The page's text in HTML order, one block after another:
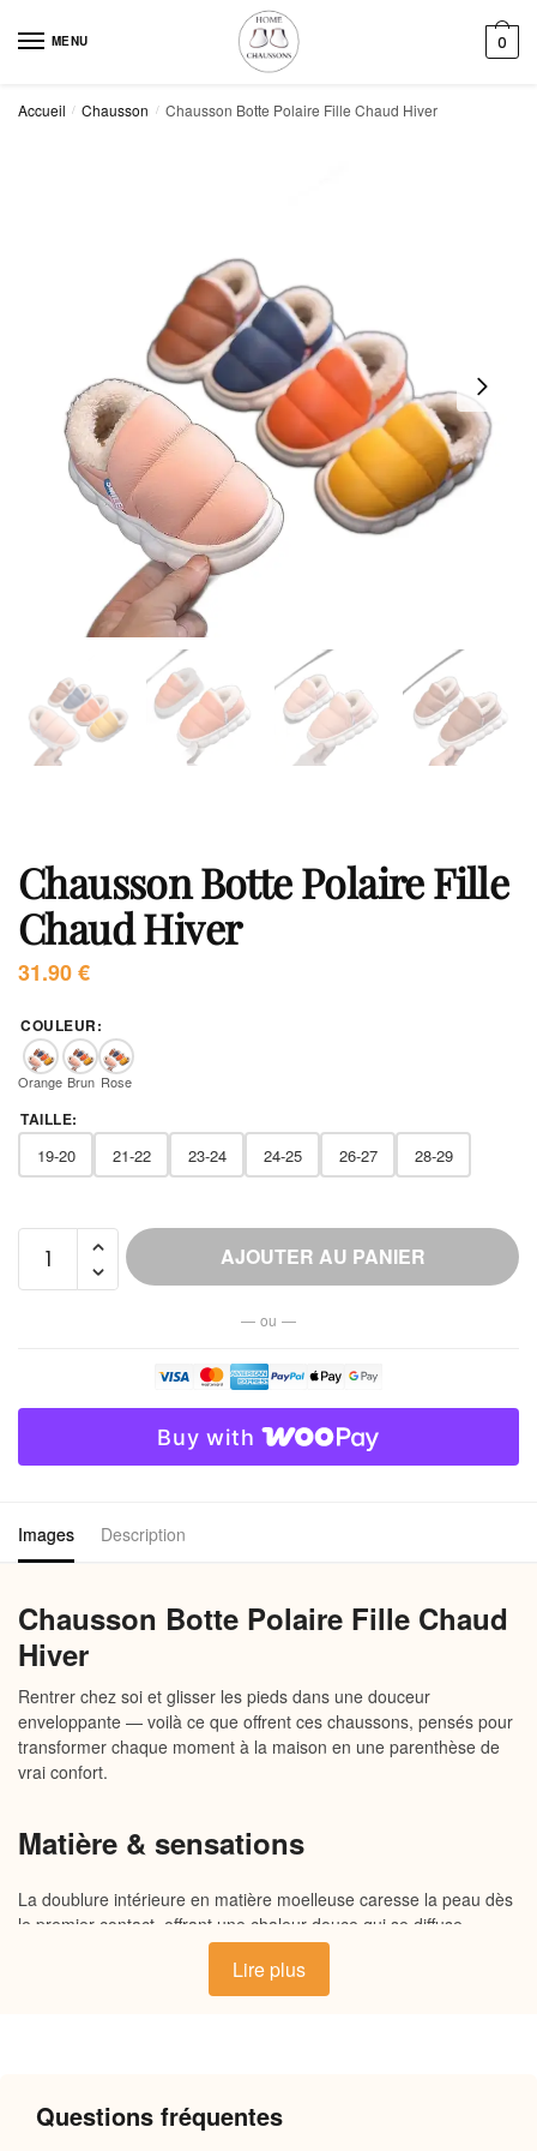
MENU 0
Accueil / Chausson / Chausson Botte Polaire Fille Chaud Hiver
Chausson Botte Polaire Fille
Chaud Hiver
31.90€
COULEUR:
Orange Brun Rose
TAILLE:
19-20 21-22 23-24 24-25 26-27 28-29
Chausson
Chaud
AJOUTER AU PANIER
— ou —
Buy with
Images Description
Chausson Botte Polaire Fille Chaud
Hiver
Rentrer chez soi et glisser les pieds dans une douceur
enveloppante — voilà ce que offrent ces chaussons, pensés pour
transformer chaque moment à la maison en une parenthèse de
vrai confort.
Matière & sensations
La doublure intérieure en matière moelleuse caresse la peau dès
le premier contact, offrant une chaleur douce qui se diffuse
naturellement autour du pied. L’extérieur souple épouse chaque
mouvement sans jamais contraindre, tandis que la semelle
antidérapante assure une stabilité rassurante sur tous les sols.
Pourquoi vous allez l’adorer
Lire plus
Questions fréquentes